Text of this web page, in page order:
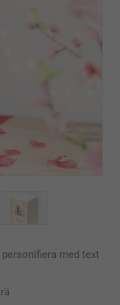
med text